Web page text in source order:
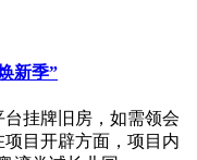
新季”
挂牌旧房，如需领会
目开辟方面，项目内